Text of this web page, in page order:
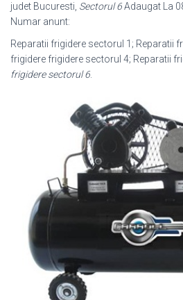
judet Bucuresti, Sectorul 6Adaugat La
Numar anunt:
Reparatii frigidere sectorul 1; Reparatii
frigidere frigidere sectorul 4; Reparatii
frigidere sectorul 6.